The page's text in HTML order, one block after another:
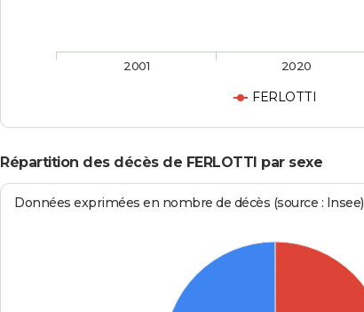
FERLOTTI
2001 2020
Répartition des décès de FERLOTTI par sexe
Données exprimées en nombre de décès (source : Insee)